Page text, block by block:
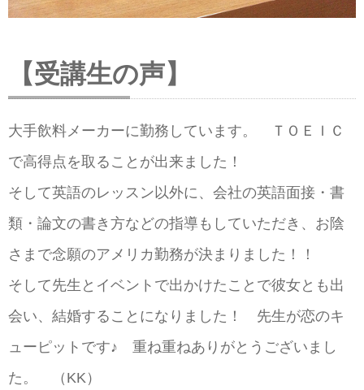
【受講生の声】
大手飲料メーカーに勤務しています。 ＴＯＥＩＣ
で高得点を取ることが出来ました！
そして英語のレッスン以外に、会社の英語面接・書
類・論文の書き方などの指導もしていただき、お陰
さまで念願のアメリカ勤務が決まりました！！
そして先生とイベントで出かけたことで彼女とも出
会い、結婚することになりました！ 先生が恋のキ
ューピットです♪ 重ね重ねありがとうございまし
た。 （KK）